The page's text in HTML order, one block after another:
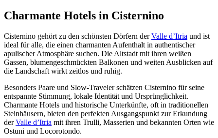
Charmante Hotels in Cisternino
Cisternino gehört zu den schönsten Dörfern derValle d’Itria und ist
ideal für alle, die einen charmanten Aufenthalt in authentischer
apulischer Atmosphäre suchen. Die Altstadt mit ihren weißen
Gassen, blumengeschmückten Balkonen und weiten Ausblicken auf
die Landschaft wirkt zeitlos und ruhig.
Besonders Paare und Slow-Traveler schätzen Cisternino für seine
entspannte Stimmung, lokale Identität und Ursprünglichkeit.
Charmante Hotels und historische Unterkünfte, oft in traditionellen
Steinhäusern, bieten den perfekten Ausgangspunkt zur Erkundung
derValle d’Itria mit ihren Trulli, Masserien und bekannten Orten wie
Ostuni und Locorotondo.